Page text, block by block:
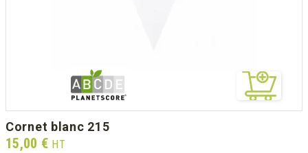
cornet blanc 215
Prix
15,00 € HT